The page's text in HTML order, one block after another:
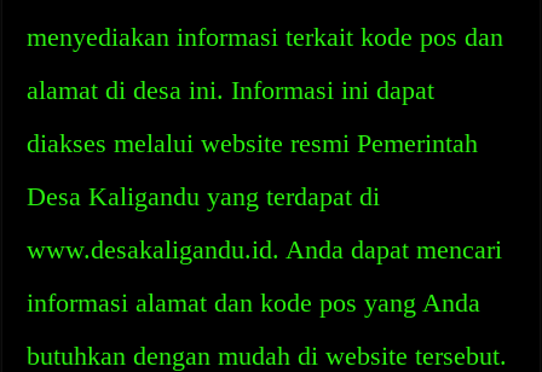
menyediakan informasi terkait kode pos dan
alamat di desa ini. Informasi ini dapat
diakses melalui website resmi Pemerintah
Desa Kaligandu yang terdapat di
www.desakaligandu.id. Anda dapat mencari
informasi alamat dan kode pos yang Anda
butuhkan dengan mudah di website tersebut.